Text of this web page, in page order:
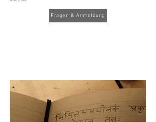
Fragen & Anmeldung